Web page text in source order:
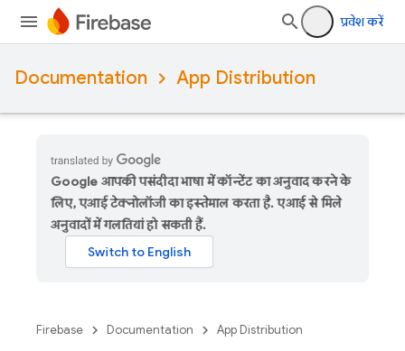
प्रवेश करें
Documentation App Distribution
Google आपकी पसंदीदा भाषा में कॉन्टेंट का अनुवाद करने के
लिए, एआई टेक्नोलॉजी का इस्तेमाल करता है. एआई से मिले
अनुवादों में गलतियां हो सकती हैं.
Firebase Documentation App Distribution